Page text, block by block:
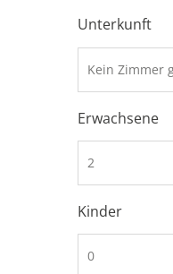
Unterkunft
Erwachsene
Kinder